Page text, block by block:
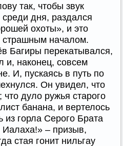
так, чтобы звук
дня, раздался
охоты», и это
страшным началом.
Багиры перекатывался,
и, наконец, совсем
И, пускаясь в путь по
Он увидел, что
дуло ружья старого
банана, и вертелось
из горла Серого Брата
– призыв,
стая гонит нильгау